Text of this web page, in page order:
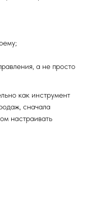
а не просто
как инструмент
сначала
настраивать